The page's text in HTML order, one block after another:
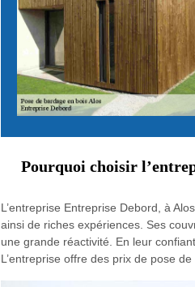
Pourquoi choisir
L’entreprise Entreprise Debord, à
ainsi de riches expériences. Ses
une grande réactivité. En leur
L’entreprise offre des prix de pose